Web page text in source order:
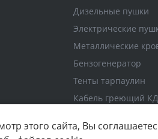
Дизельные пушки
Электрические
Металлические
Бензогенератор
Тенты тарпаулин
Кабель греющий
этого сайта, Вы